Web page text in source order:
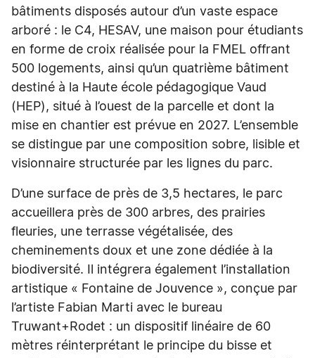
bâtiments disposés autour d’un vaste espace
arboré : le C4, HESAV, une maison pour étudiants
en forme de croix réalisée pour la FMEL offrant
500 logements, ainsi qu’un quatrième bâtiment
destiné à la Haute école pédagogique Vaud
(HEP), situé à l’ouest de la parcelle et dont la
mise en chantier est prévue en 2027. L’ensemble
se distingue par une composition sobre, lisible et
visionnaire structurée par les lignes du parc.
D’une surface de près de 3,5 hectares, le parc
accueillera près de 300 arbres, des prairies
fleuries, une terrasse végétalisée, des
cheminements doux et une zone dédiée à la
biodiversité. Il intégrera également l’installation
artistique « Fontaine de Jouvence », conçue par
l’artiste Fabian Marti avec le bureau
Truwant+Rodet : un dispositif linéaire de 60
mètres réinterprétant le principe du bisse et